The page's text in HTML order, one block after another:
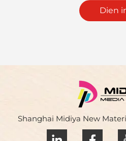
Dien
Shanghai Midiya New